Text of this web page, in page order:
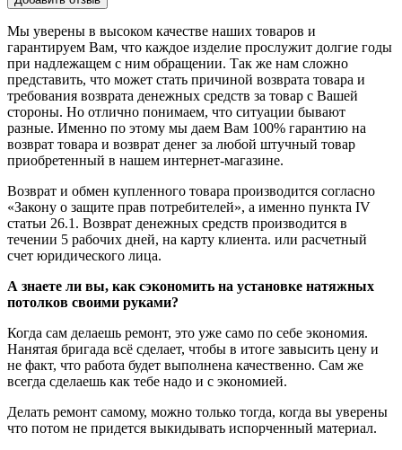
Мы уверены в высоком качестве наших товаров и
гарантируем Вам, что каждое изделие прослужит долгие годы
при надлежащем с ним обращении. Так же нам сложно
представить, что может стать причиной возврата товара и
требования возврата денежных средств за товар с Вашей
стороны. Но отлично понимаем, что ситуации бывают
разные. Именно по этому мы даем Вам 100% гарантию на
возврат товара и возврат денег за любой штучный товар
приобретенный в нашем интернет-магазине.
Возврат и обмен купленного товара производится согласно
«Закону о защите прав потребителей», а именно пункта IV
статьи 26.1. Возврат денежных средств производится в
течении 5 рабочих дней, на карту клиента. или расчетный
счет юридического лица.
А знаете ли вы, как сэкономить на установке натяжных
потолков своими руками?
Когда сам делаешь ремонт, это уже само по себе экономия.
Нанятая бригада всё сделает, чтобы в итоге завысить цену и
не факт, что работа будет выполнена качественно. Сам же
всегда сделаешь как тебе надо и с экономией.
Делать ремонт самому, можно только тогда, когда вы уверены
что потом не придется выкидывать испорченный материал.